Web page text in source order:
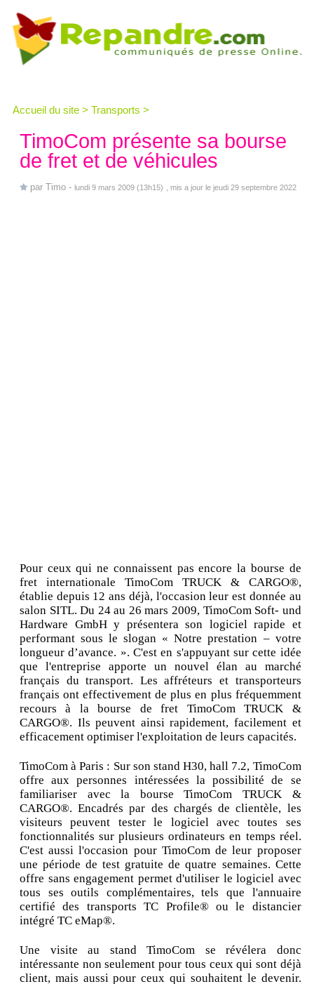
Accueil du site > Transports >
TimoCom présente sa bourse
de fret et de véhicules
par Timo - lundi 9 mars 2009 (13h15) , mis a jour le jeudi 29 septembre 2022
Pour ceux qui ne connaissent pas encore la bourse de
fret internationale TimoCom TRUCK & CARGO®,
établie depuis 12 ans déjà, l'occasion leur est donnée au
salon SITL. Du 24 au 26 mars 2009, TimoCom Soft- und
Hardware GmbH y présentera son logiciel rapide et
performant sous le slogan « Notre prestation – votre
longueur d’avance. ». C'est en s'appuyant sur cette idée
que l'entreprise apporte un nouvel élan au marché
français du transport. Les affréteurs et transporteurs
français ont effectivement de plus en plus fréquemment
recours à la bourse de fret TimoCom TRUCK &
CARGO®. Ils peuvent ainsi rapidement, facilement et
efficacement optimiser l'exploitation de leurs capacités.
TimoCom à Paris : Sur son stand H30, hall 7.2, TimoCom
offre aux personnes intéressées la possibilité de se
familiariser avec la bourse TimoCom TRUCK &
CARGO®. Encadrés par des chargés de clientèle, les
visiteurs peuvent tester le logiciel avec toutes ses
fonctionnalités sur plusieurs ordinateurs en temps réel.
C'est aussi l'occasion pour TimoCom de leur proposer
une période de test gratuite de quatre semaines. Cette
offre sans engagement permet d'utiliser le logiciel avec
tous ses outils complémentaires, tels que l'annuaire
certifié des transports TC Profile® ou le distancier
intégré TC eMap®.
Une visite au stand TimoCom se révélera donc
intéressante non seulement pour tous ceux qui sont déjà
client, mais aussi pour ceux qui souhaitent le devenir.